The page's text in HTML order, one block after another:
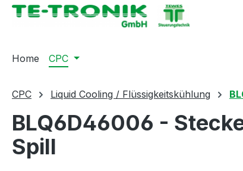
Zur Hauptnavigation springen
Home CPC
CPC Liquid Cooling / Flüssigkeitskühlung
BLQ6D46006 -
Spill